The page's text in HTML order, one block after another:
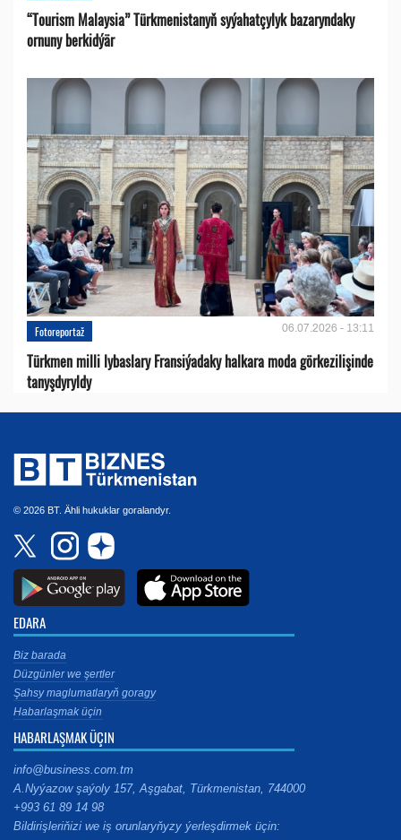
“Tourism Malaysia” Türkmenistanyň syýahatçylyk bazaryndaky
ornuny berkidýär
Fotoreportaž 06.07.2026 - 13:11
Türkmen milli lybaslary Fransiýadaky halkara moda görkezilişinde
tanyşdyryldy
© 2026 BT. Ähli hukuklar goralandyr.
EDARA
Biz barada
Düzgünler we şertler
Şahsy maglumatlaryň goragy
Habarlaşmak üçin
HABARLAŞMAK ÜÇIN
info@business.com.tm
A.Nyýazow şaýoly 157, Aşgabat, Türkmenistan, 744000
+993 61 89 14 98
Bildirişleriňizi we iş orunlaryňyzy ýerleşdirmek üçin: